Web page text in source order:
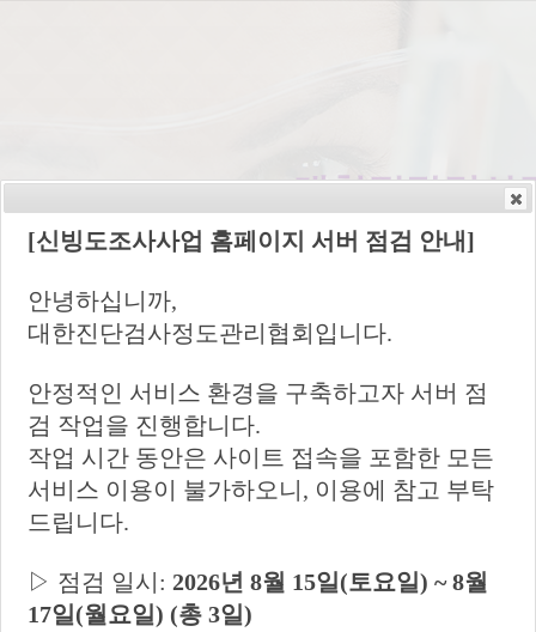
신빙도조사사업 공지사항
[신빙도조사사업 홈페이지 서버 점검 안내]
안녕하십니까,
대한진단검사정도관리협회입니다.
안정적인 서비스 환경을 구축하고자 서버 점
검 작업을 진행합니다.
작업 시간 동안은 사이트 접속을 포함한 모든
서비스 이용이 불가하오니, 이용에 참고 부탁
드립니다.
▷ 점검 일시:2026년 8월 15일(토요일) ~ 8월
17일(월요일) (총 3일)